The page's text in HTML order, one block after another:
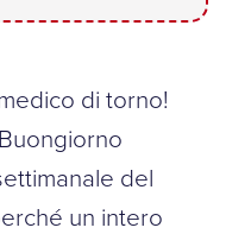
di torno!
del
un intero